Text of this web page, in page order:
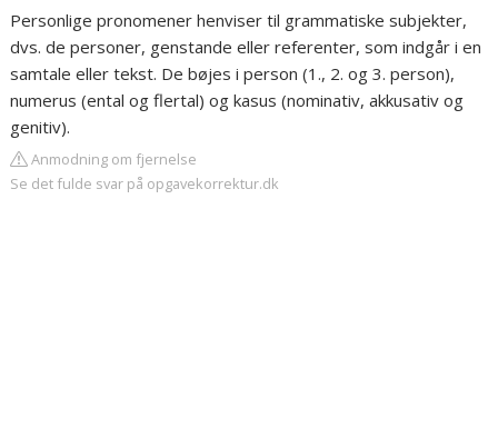
Personlige pronomener henviser til grammatiske subjekter,
dvs. de personer, genstande eller referenter, som indgår i en
samtale eller tekst. De bøjes i person (1., 2. og 3. person),
numerus (ental og flertal) og kasus (nominativ, akkusativ og
genitiv).
Anmodning om fjernelse
Se det fulde svar på opgavekorrektur.dk